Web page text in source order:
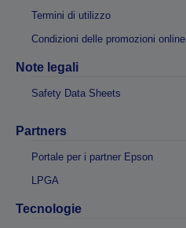
Termini di utilizzo
Condizioni delle promozioni online
Note legali
Safety Data Sheets
Partners
Portale per i partner Epson
LPGA
Tecnologie